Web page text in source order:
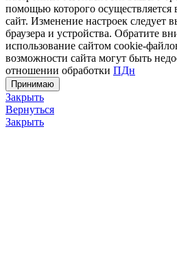
помощью которого осуществляется
сайт. Изменение настроек следует
браузера и устройства. Обратите
использование сайтом cookie-
возможности сайта могут быть
отношении обработки ПДн
Принимаю
Закрыть
Вернуться
Закрыть